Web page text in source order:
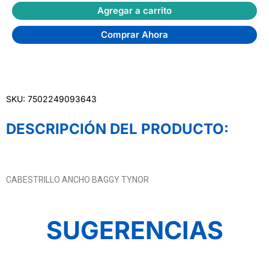
Agregar a carrito
Comprar Ahora
SKU: 7502249093643
DESCRIPCIÓN DEL PRODUCTO:
CABESTRILLO ANCHO BAGGY TYNOR
SUGERENCIAS